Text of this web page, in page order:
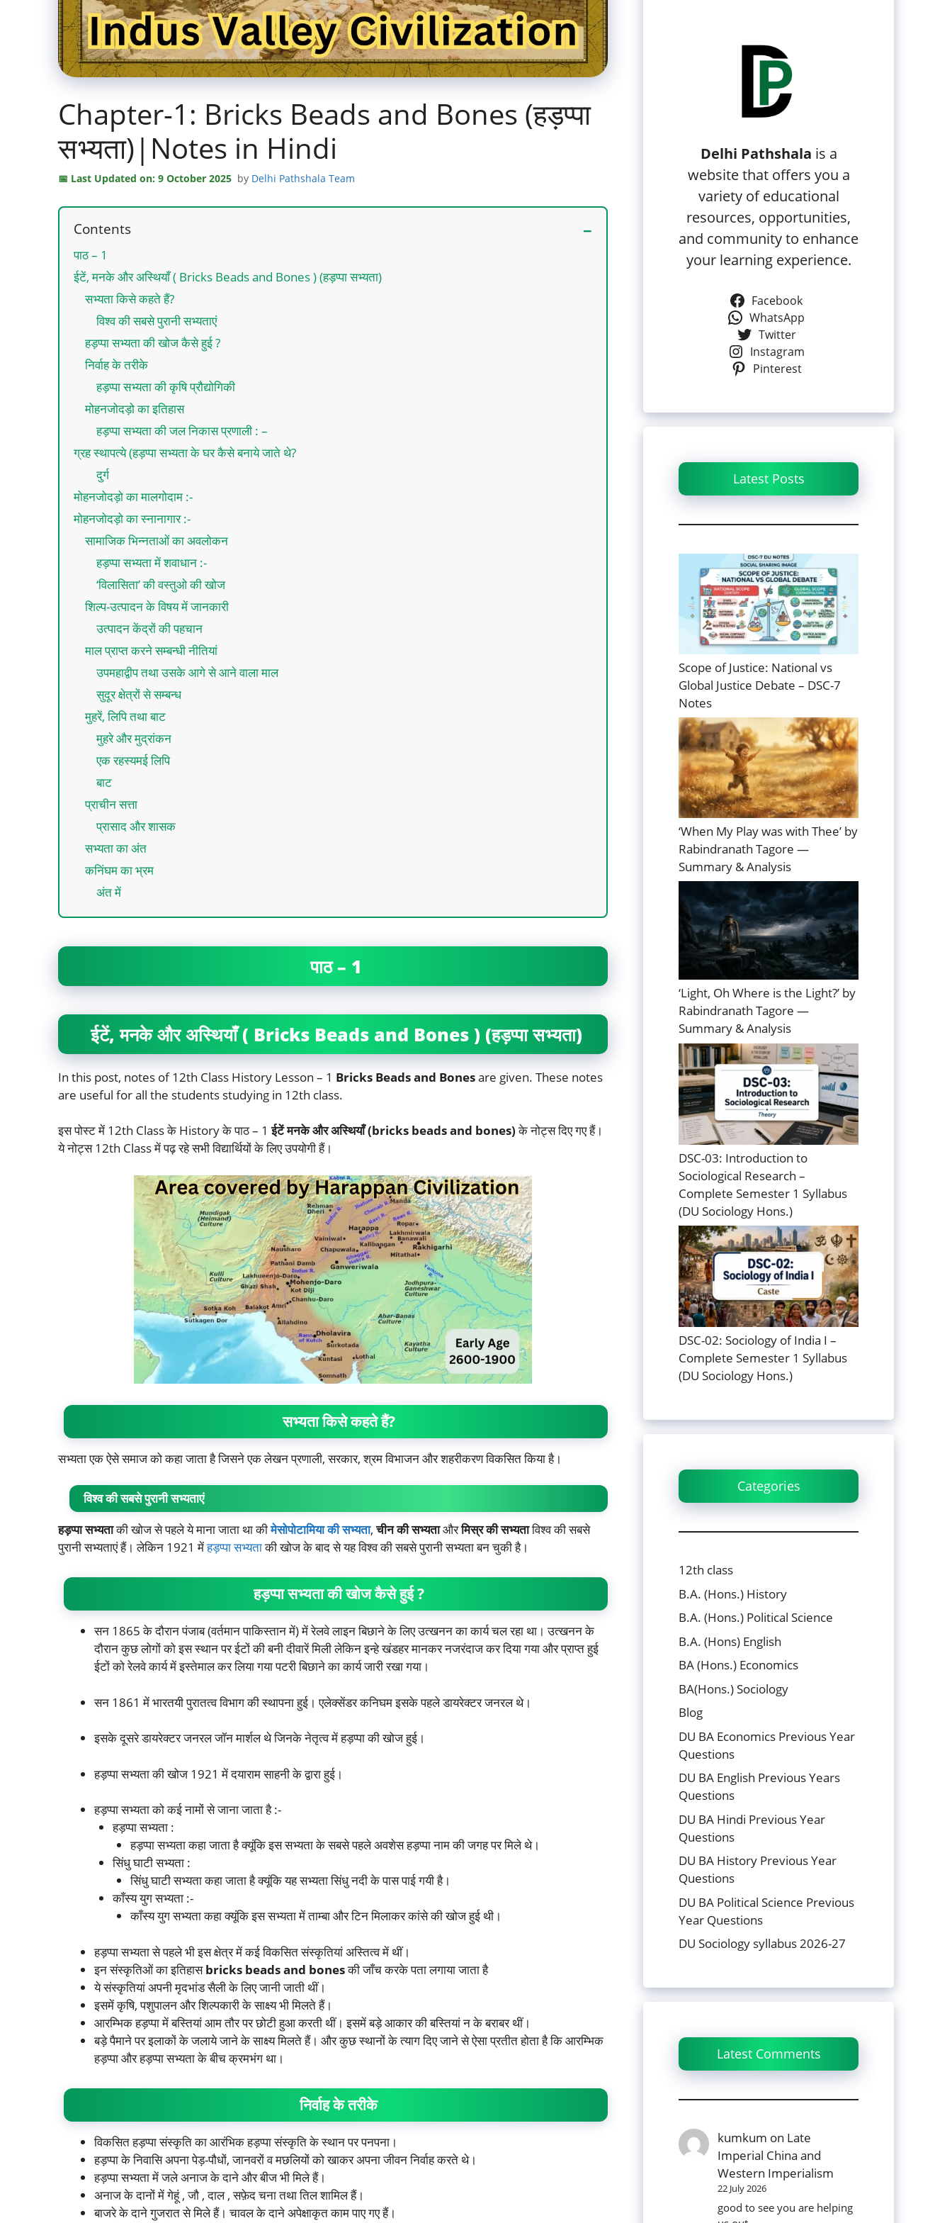
Chapter-1: Bricks Beads and Bones (हड़प्पा
सभ्यता)|Notes in Hindi
Last Updated on: 9 October 2025 by Delhi Pathshala Team
Contents
पाठ – 1
ईटें, मनके और अस्थियाँ ( Bricks Beads and Bones ) (हड़प्पा सभ्यता)
सभ्यता किसे कहते हैं?
विश्व की सबसे पुरानी सभ्यताएं
हड़प्पा सभ्यता की खोज कैसे हुई ?
निर्वाह के तरीके
हड़प्पा सभ्यता की कृषि प्रौद्योगिकी
मोहनजोदड़ो का इतिहास
हड़प्पा सभ्यता की जल निकास प्रणाली : –
ग्रह स्थापत्ये (हड़प्पा सभ्यता के घर कैसे बनाये जाते थे?
दुर्ग
मोहनजोदड़ो का मालगोदाम :-
मोहनजोदड़ो का स्नानागार :-
सामाजिक भिन्नताओं का अवलोकन
हड़प्पा सभ्यता में शवाधान :-
‘विलासिता’ की वस्तुओ की खोज
शिल्प-उत्पादन के विषय में जानकारी
उत्पादन केंद्रों की पहचान
माल प्राप्त करने सम्बन्धी नीतियां
उपमहाद्वीप तथा उसके आगे से आने वाला माल
सुदूर क्षेत्रों से सम्बन्ध
मुहरें, लिपि तथा बाट
मुहरे और मुद्रांकन
एक रहस्यमई लिपि
बाट
प्राचीन सत्ता
प्रासाद और शासक
सभ्यता का अंत
कनिंघम का भ्रम
अंत में
पाठ – 1
ईटें, मनके और अस्थियाँ ( Bricks Beads and Bones ) (हड़प्पा सभ्यता)
In this post, notes of 12th Class History Lesson – 1 Bricks Beads and Bonesare given. These notes
are useful for all the students studying in 12th class.
इस पोस्ट में 12th Class के History के पाठ – 1ईटें मनके और अस्थियाँ (bricks beads and bones)के नोट्स दिए गए हैं।
ये नोट्स 12th Class में पढ़ रहे सभी विद्यार्थियों के लिए उपयोगी हैं।
सभ्यता किसे कहते हैं?
सभ्यता एक ऐसे समाज को कहा जाता है जिसने एक लेखन प्रणाली, सरकार, श्रम विभाजन और शहरीकरण विकसित किया है।
विश्व की सबसे पुरानी सभ्यताएं
हड़प्पा सभ्यताकी खोज से पहले ये माना जाता था कीमेसोपोटामिया की सभ्यता,चीन की सभ्यताऔरमिस्र की सभ्यताविश्व की सबसे
पुरानी सभ्यताएं हैं। लेकिन 1921 मेंहड़प्पा सभ्यताकी खोज के बाद से यह विश्व की सबसे पुरानी सभ्यता बन चुकी है।
हड़प्पा सभ्यता की खोज कैसे हुई ?
सन 1865 के दौरान पंजाब (वर्तमान पाकिस्तान में) में रेलवे लाइन बिछाने के लिए उत्खनन का कार्य चल रहा था। उत्खनन के
दौरान कुछ लोगों को इस स्थान पर ईटों की बनी दीवारें मिली लेकिन इन्हे खंडहर मानकर नजरंदाज कर दिया गया और प्राप्त हुई
ईटों को रेलवे कार्य में इस्तेमाल कर लिया गया पटरी बिछाने का कार्य जारी रखा गया।
सन 1861 में भारतयी पुरातत्व विभाग की स्थापना हुई। एलेक्सेंडर कनिघम इसके पहले डायरेक्टर जनरल थे।
इसके दूसरे डायरेक्टर जनरल जॉन मार्शल थे जिनके नेतृत्व में हड़प्पा की खोज हुई।
हड़प्पा सभ्यता की खोज 1921 में दयाराम साहनी के द्वारा हुई।
हड़प्पा सभ्यता को कई नामों से जाना जाता है :-
हड़प्पा सभ्यता :
हड़प्पा सभ्यता कहा जाता है क्यूंकि इस सभ्यता के सबसे पहले अवशेस हड़प्पा नाम की जगह पर मिले थे।
सिंधु घाटी सभ्यता :
सिंधु घाटी सभ्यता कहा जाता है क्यूंकि यह सभ्यता सिंधु नदी के पास पाई गयी है।
काँस्य युग सभ्यता :-
काँस्य युग सभ्यता कहा क्यूंकि इस सभ्यता में ताम्बा और टिन मिलाकर कांसे की खोज हुई थी।
हड़प्पा सभ्यता से पहले भी इस क्षेत्र में कई विकसित संस्कृतियां अस्तित्व में थीं।
इन संस्कृतिओं का इतिहासbricks beads and bonesकी जाँच करके पता लगाया जाता है
ये संस्कृतियां अपनी मृदभांड सैली के लिए जानी जाती थीं।
इसमें कृषि, पशुपालन और शिल्पकारी के साक्ष्य भी मिलते हैं।
आरम्भिक हड़प्पा में बस्तियां आम तौर पर छोटी हुआ करती थीं। इसमें बड़े आकार की बस्तियां न के बराबर थीं।
बड़े पैमाने पर इलाकों के जलाये जाने के साक्ष्य मिलते हैं। और कुछ स्थानों के त्याग दिए जाने से ऐसा प्रतीत होता है कि आरम्भिक
हड़प्पा और हड़प्पा सभ्यता के बीच क्रमभंग था।
निर्वाह के तरीके
विकसित हड़प्पा संस्कृति का आरंभिक हड़प्पा संस्कृति के स्थान पर पनपना।
हड़प्पा के निवासि अपना पेड़-पौधों, जानवरों व मछलियों को खाकर अपना जीवन निर्वाह करते थे।
हड़प्पा सभ्यता में जले अनाज के दाने और बीज भी मिले हैं।
अनाज के दानों में गेहूं , जौ , दाल , सफ़ेद चना तथा तिल शामिल हैं।
बाजरे के दाने गुजरात से मिले हैं। चावल के दाने अपेक्षाकृत काम पाए गए हैं।
Delhi Pathshala is a
website that offers you a
variety of educational
resources, opportunities,
and community to enhance
your learning experience.
Facebook
WhatsApp
Twitter
Instagram
Pinterest
Latest Posts
Scope of Justice: National vs
Global Justice Debate – DSC-7
Notes
‘When My Play was with Thee’ by
Rabindranath Tagore —
Summary & Analysis
‘Light, Oh Where is the Light?’ by
Rabindranath Tagore —
Summary & Analysis
DSC-03: Introduction to
Sociological Research –
Complete Semester 1 Syllabus
(DU Sociology Hons.)
DSC-02: Sociology of India I –
Complete Semester 1 Syllabus
(DU Sociology Hons.)
Categories
12th class
B.A. (Hons.) History
B.A. (Hons.) Political Science
B.A. (Hons) English
BA (Hons.) Economics
BA(Hons.) Sociology
Blog
DU BA Economics Previous Year
Questions
DU BA English Previous Years
Questions
DU BA Hindi Previous Year
Questions
DU BA History Previous Year
Questions
DU BA Political Science Previous
Year Questions
DU Sociology syllabus 2026-27
Latest Comments
kumkum on Late
Imperial China and
Western Imperialism
22 July 2026
good to see you are helping